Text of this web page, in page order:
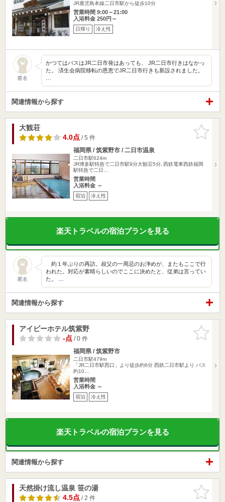
JR鹿児島本線二日市駅から徒歩10分
営業時間 9:00～21:00
入浴料金 250円～
日帰り 冷え性
匿名
かつてはバスはJR二日市発はあっても、 JR二日市行きはなかっ
た。 済生会病院移転の恩恵でJR二日市行きも新設されました。
関連情報から探す
お気に入
りに追加
大観荘
4.0点/ 5 件
福岡県 / 筑紫野市 / 二日市温泉
二日市駅624m
JR博多駅特急で二日市駅9分大観荘5分､西鉄電車西鉄福岡
駅特急で二日…
営業時間
入浴料金 ～
宿泊 冷え性
楽天トラベルの宿泊プランを見る
匿名
約１年ぶりの再訪。叔父の一周忌のお浄めが、またもここで行
われた。対応が素晴らしいのでここに決めたと、従弟は言ってい
た。 …
関連情報から探す
お気に入
りに追加
アイビーホテル筑紫野
-点/ 0 件
福岡県 / 筑紫野市
二日市駅479m
「JR二日市駅西口」より徒歩約6分 西鉄二日市駅より バス
約10…
営業時間
入浴料金 ～
宿泊 冷え性
楽天トラベルの宿泊プランを見る
関連情報から探す
お気に入
りに追加
天然掛け流し温泉 笹の湯
4.5点/ 2 件